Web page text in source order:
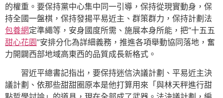
的權重。要保持黨中心集中同一引導，保持從現實動身，保
持全國一盤棋，保持發揚平易近主、群策群力，保持計劃法
包養網定準繩等，安身國度所需、施展本身所能，把“十五五
甜心花園”安排分化為詳細義務，推進各項舉動協同落地，奮
力開闢西部地域高東西的品質成長新格式。
習近平總書記指出，要保持迷信決議計劃、平易近主決
議計劃、依那些甜甜圈原本是他打算用來「與林天秤進行甜